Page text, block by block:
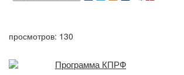
просмотров: 130